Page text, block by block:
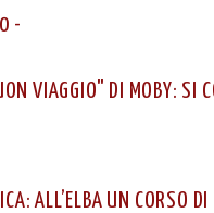
-
VIAGGIO" DI MOBY: SI
ALL’ELBA UN CORSO